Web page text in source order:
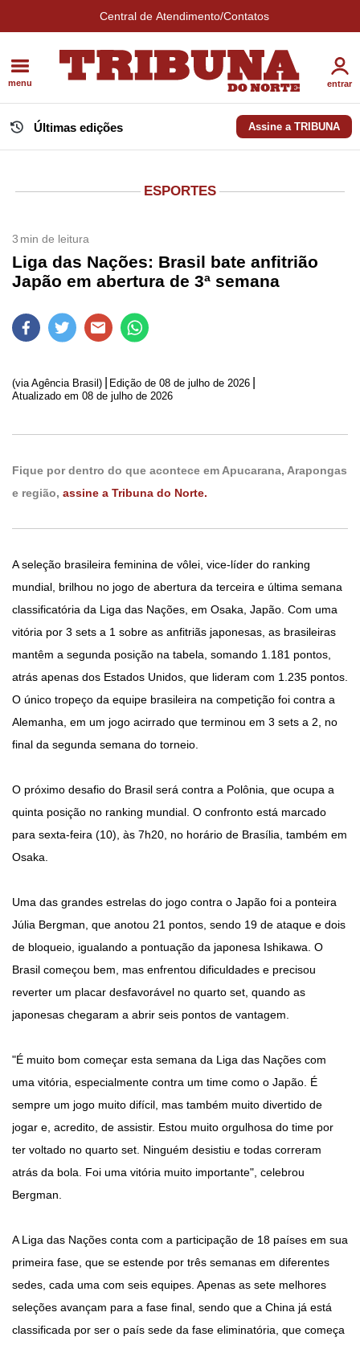
Central de Atendimento/Contatos
menu entrar
Últimas edições Assine a TRIBUNA
ESPORTES
3 min de leitura
Liga das Nações: Brasil bate anfitrião
Japão em abertura de 3ª semana
(via Agência Brasil) Edição de 08 de julho de 2026
Atualizado em 08 de julho de 2026
Fique por dentro do que acontece em Apucarana, Arapongas
e região, assine a Tribuna do Norte.
A seleção brasileira feminina de vôlei, vice-líder do ranking
mundial, brilhou no jogo de abertura da terceira e última semana
classificatória da Liga das Nações, em Osaka, Japão. Com uma
vitória por 3 sets a 1 sobre as anfitriãs japonesas, as brasileiras
mantêm a segunda posição na tabela, somando 1.181 pontos,
atrás apenas dos Estados Unidos, que lideram com 1.235 pontos.
O único tropeço da equipe brasileira na competição foi contra a
Alemanha, em um jogo acirrado que terminou em 3 sets a 2, no
final da segunda semana do torneio.
O próximo desafio do Brasil será contra a Polônia, que ocupa a
quinta posição no ranking mundial. O confronto está marcado
para sexta-feira (10), às 7h20, no horário de Brasília, também em
Osaka.
Uma das grandes estrelas do jogo contra o Japão foi a ponteira
Júlia Bergman, que anotou 21 pontos, sendo 19 de ataque e dois
de bloqueio, igualando a pontuação da japonesa Ishikawa. O
Brasil começou bem, mas enfrentou dificuldades e precisou
reverter um placar desfavorável no quarto set, quando as
japonesas chegaram a abrir seis pontos de vantagem.
"É muito bom começar esta semana da Liga das Nações com
uma vitória, especialmente contra um time como o Japão. É
sempre um jogo muito difícil, mas também muito divertido de
jogar e, acredito, de assistir. Estou muito orgulhosa do time por
ter voltado no quarto set. Ninguém desistiu e todas correram
atrás da bola. Foi uma vitória muito importante", celebrou
Bergman.
A Liga das Nações conta com a participação de 18 países em sua
primeira fase, que se estende por três semanas em diferentes
sedes, cada uma com seis equipes. Apenas as sete melhores
seleções avançam para a fase final, sendo que a China já está
classificada por ser o país sede da fase eliminatória, que começa